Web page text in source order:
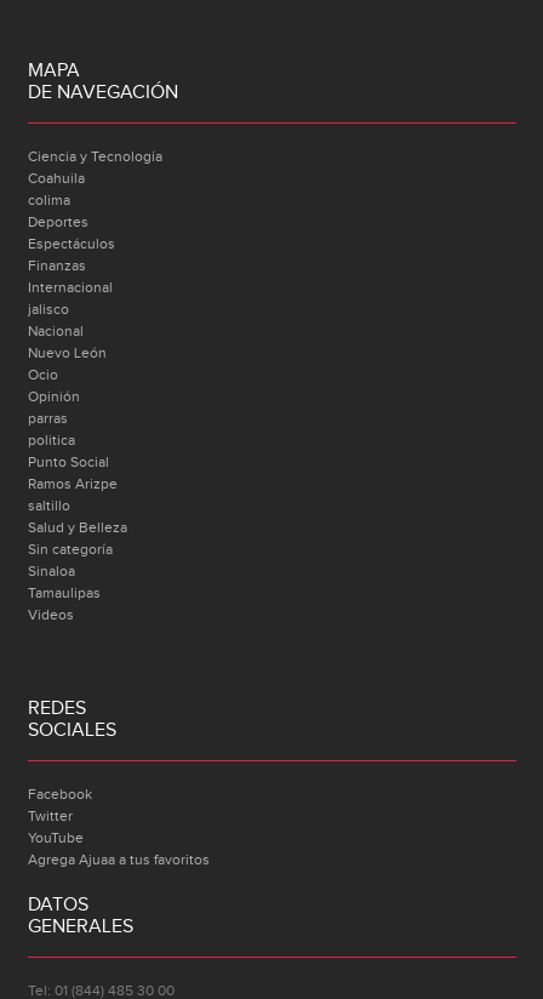
MAPA
DE NAVEGACIÓN
Ciencia y Tecnología
Coahuila
colima
Deportes
Espectáculos
Finanzas
Internacional
jalisco
Nacional
Nuevo León
Ocio
Opinión
parras
politica
Punto Social
Ramos Arizpe
saltillo
Salud y Belleza
Sin categoría
Sinaloa
Tamaulipas
Videos
REDES
SOCIALES
Facebook
Twitter
YouTube
Agrega Ajuaa a tus favoritos
DATOS
GENERALES
Tel: 01 (844) 485 30 00